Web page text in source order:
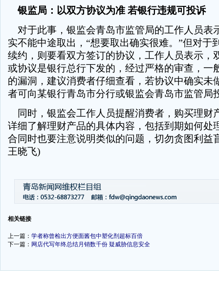
银监局：以双方协议为准 若银行违规可投诉
对于此事，银监会青岛市监管局的工作人员表
实不能中途取出，“想要取出确实很难。”但对于
续约，则要看双方签订的协议，工作人员表示，
或协议是银行总行下发的，经过严格的审查，一
的漏洞，建议消费者仔细查看，若协议中确实未
者可向某银行青岛市分行或银监会青岛市监管局
同时，银监会工作人员提醒消费者，购买理财
详细了解理财产品的具体内容，包括到期如何处
合同时也要注意说明类似的问题，切勿贪图利益
王晓飞)
相关链接
上一篇： 学者称曾检出方便面酱包中塑化剂超标百倍
下一篇： 网店代写年终总结月销数千份 疑威胁信息安全